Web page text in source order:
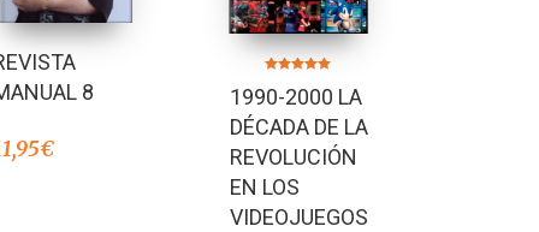
8
€
5.00
de 5
1990-2000 LA
DÉCADA DE LA
REVOLUCIÓN
EN LOS
VIDEOJUEGOS